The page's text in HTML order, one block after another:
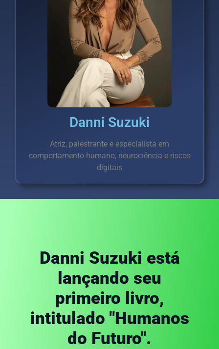
Danni Suzuki
Atriz, palestrante e especialista em
comportamento humano, neurociência e riscos
digitais
Danni Suzuki está
lançando seu
primeiro livro,
intitulado "Humanos
do Futuro".